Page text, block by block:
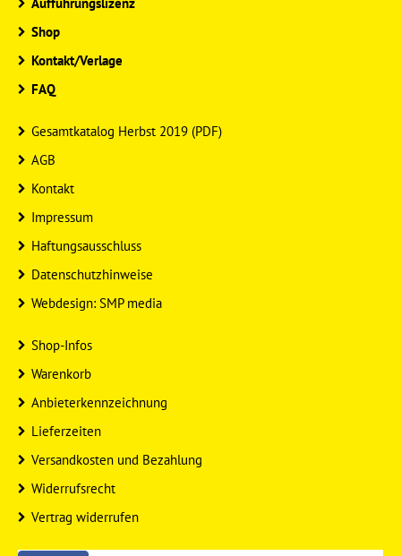
Shop
Kontakt/Verlage
FAQ
Gesamtkatalog Herbst 2019 (PDF)
AGB
Kontakt
Impressum
Haftungsausschluss
Datenschutzhinweise
Webdesign: SMP media
Shop-Infos
Warenkorb
Anbieterkennzeichnung
Lieferzeiten
Versandkosten und Bezahlung
Widerrufsrecht
Vertrag widerrufen